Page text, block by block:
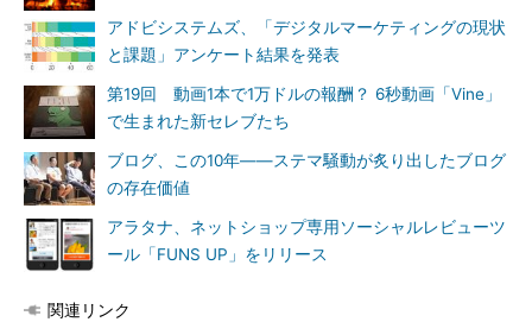
アドビシステムズ、「デジタルマーケティングの現状
と課題」アンケート結果を発表
第19回 動画1本で1万ドルの報酬？ 6秒動画「Vine」
で生まれた新セレブたち
ブログ、この10年――ステマ騒動が炙り出したブログ
の存在価値
アラタナ、ネットショップ専用ソーシャルレビューツ
ール「FUNS UP」をリリース
関連リンク